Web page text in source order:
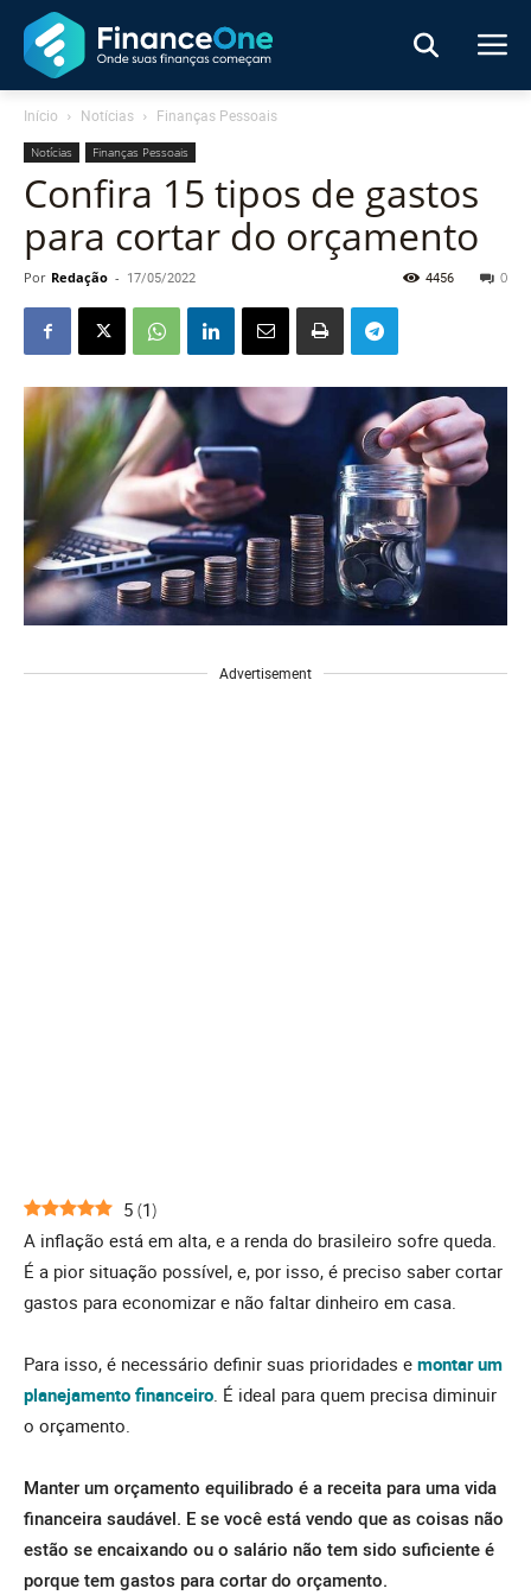
Início Notícias Finanças Pessoais
Notícias Finanças Pessoais
Confira 15 tipos de gastos
para cortar do orçamento
Por Redação - 17/05/2022 0
4456
Advertisement
5 (1)
A inflação está em alta, e a renda do brasileiro sofre queda.
É a pior situação possível, e, por isso, é preciso saber cortar
gastos para economizar e não faltar dinheiro em casa.
Para isso, é necessário definir suas prioridades e montar um
planejamento financeiro. É ideal para quem precisa diminuir
o orçamento.
Manter um orçamento equilibrado é a receita para uma vida
financeira saudável. E se você está vendo que as coisas não
estão se encaixando ou o salário não tem sido suficiente é
porque tem gastos para cortar do orçamento.